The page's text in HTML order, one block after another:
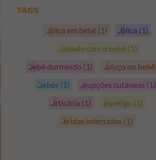
TAGS
cólica em bebê (1) cólica (1)
cuidado com o bebê (1)
bebê dormindo (1) soluço no bebê
bebês (1) erupções cutáneas (1)
urticária (1) impetigo (1)
feridas infectadas (1)